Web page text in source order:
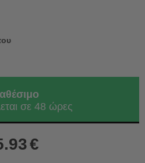
σε 48 ώρες
€